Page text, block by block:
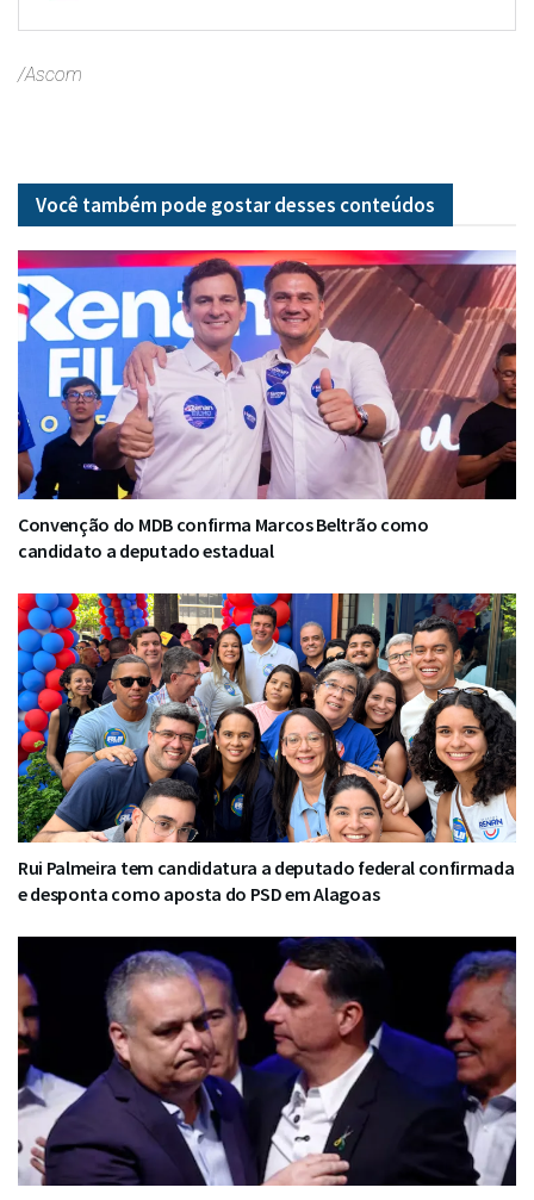
/Ascom
Você também pode gostar desses conteúdos
Convenção do MDB confirma Marcos Beltrão como
candidato a deputado estadual
Rui Palmeira tem candidatura a deputado federal confirmada
e desponta como aposta do PSD em Alagoas